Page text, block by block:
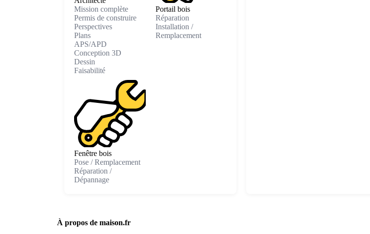
Mission complète
Permis de construire
Perspectives
Plans
APS/APD
Conception 3D
Dessin
Faisabilité
Fenêtre bois
Pose / Remplacement
Réparation /
Dépannage
Portail bois
Réparation
Installation /
Remplacement
À propos de maison.fr